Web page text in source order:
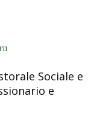
per
l’Italia
Sociale e
e